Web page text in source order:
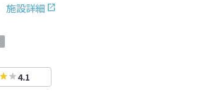
施設詳細
4.1